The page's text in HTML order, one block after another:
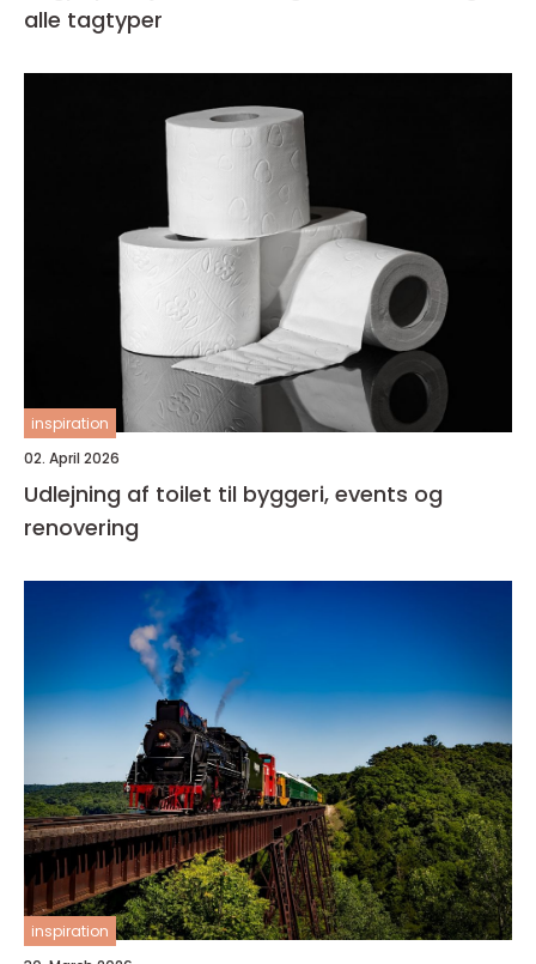
alle tagtyper
inspiration
02. April 2026
Udlejning af toilet til byggeri, events og
renovering
inspiration